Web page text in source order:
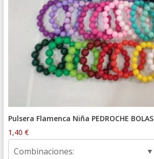
Pulsera Flamenca Niña PEDROCHE BOLAS
1,40 €
Combinaciones: